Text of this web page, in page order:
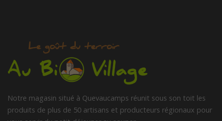
Notre magasin situé à Quevaucamps réunit sous son toit les
produits de plus de 50 artisans et producteurs régionaux pour